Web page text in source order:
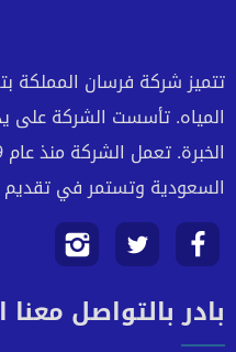
تتميز شركة فرسان المملكة
المياه. تأسست الشركة على
السعودية وتستمر في تقديم
تابعنا
على
تابعنا
على
تابعنا
على
بادر بالتواصل معنا